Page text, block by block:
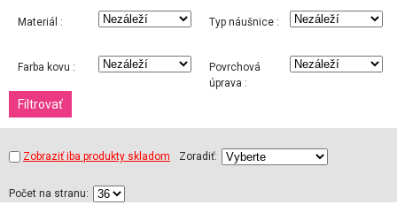
Materiál : Typ náušnice :
Farba kovu :
Povrchová
úprava :
Zobraziť iba produkty skladom Zoradiť:
Počet na stranu: